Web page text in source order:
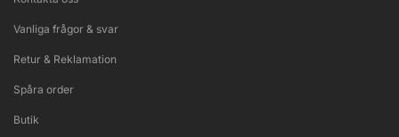
Vanliga frågor & svar
Retur & Reklamation
Spåra order
Butik